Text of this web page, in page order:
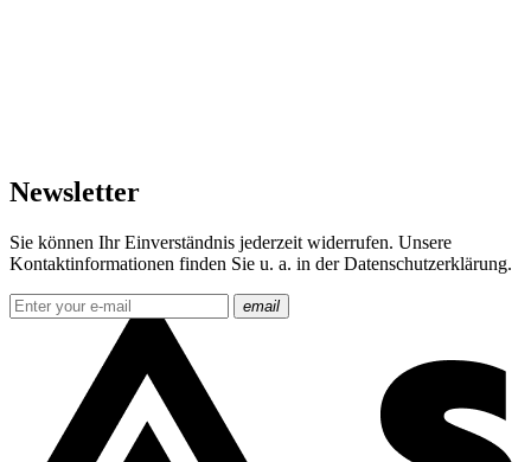
Newsletter
Sie können Ihr Einverständnis jederzeit widerrufen. Unsere
Kontaktinformationen finden Sie u. a. in der Datenschutzerklärung.
email